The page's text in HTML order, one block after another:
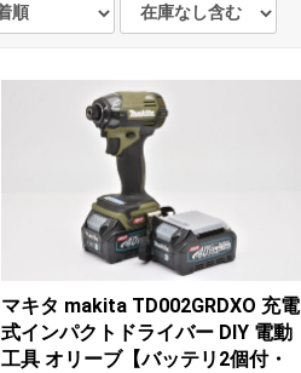
マキタ makita TD002GRDXO 充電
式インパクトドライバー DIY 電動
工具 オリーブ【バッテリ2個付・